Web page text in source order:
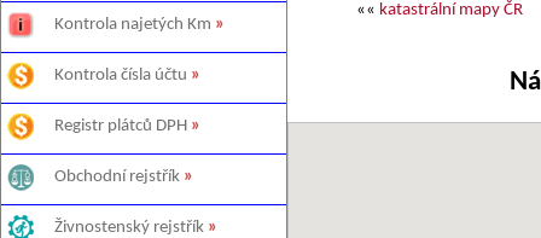
Kontrola najetých Km »
Kontrola čísla účtu »
Registr plátců DPH »
Obchodní rejstřík »
Živnostenský rejstřík »
«« katastrální mapy ČR